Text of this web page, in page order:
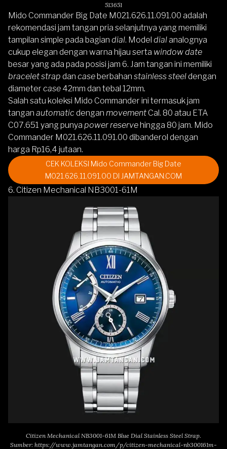
513651
Mido Commander Big Date M021.626.11.091.00 adalah
rekomendasi jam tangan pria selanjutnya yang memiliki
tampilan simple pada bagian dial. Model dialanalognya
cukup elegan dengan warna hijau serta window date
besar yang ada pada posisi jam 6. Jam tangan ini memiliki
bracelet strap dan caseberbahan stainless steeldengan
diameter case 42mm dan tebal 12mm.
Salah satu koleksi Mido Commander ini termasuk jam
tangan automatic dengan movementCal. 80 atau ETA
C07.651 yang punya power reservehingga 80 jam. Mido
Commander M021.626.11.091.00 dibanderol dengan
harga Rp16,4 jutaan.
CEK KOLEKSI Mido Commander Big Date
M021.626.11.091.00 DI JAMTANGAN.COM
6. Citizen Mechanical NB3001-61M
Citizen Mechanical NB3001-61M Blue Dial Stainless Steel Strap.
Sumber: https://www.jamtangan.com/p/citizen-mechanical-nb300161m-